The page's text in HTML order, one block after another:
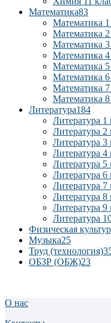
Математика83
Математика 1
Математика 2
Математика 3
Математика 4
Математика 5
Математика 6
Математика 7
Математика 8
Литература184
Литература 1
Литература 2
Литература 3
Литература 4
Литература 5
Литература 6
Литература 7
Литература 8
Литература 9
Литература
Физическая
Музыка25
Труд (технология)
ОБЗР (ОБЖ)23
О нас